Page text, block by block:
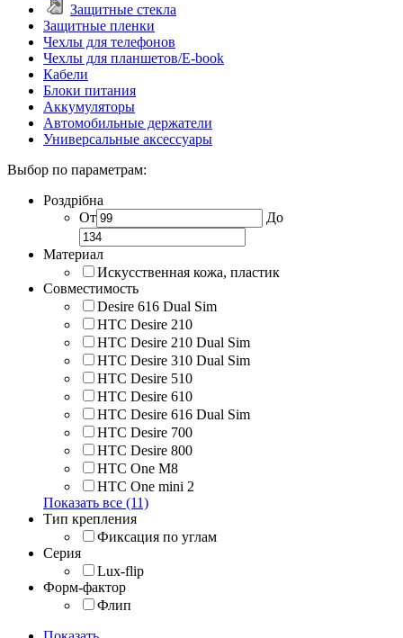
Защитные стекла
Защитные пленки
Чехлы для телефонов
Чехлы для планшетов/E-book
Кабели
Блоки питания
Аккумуляторы
Автомобильные держатели
Универсальные аксессуары
Выбор по параметрам:
Роздрібна
От
До
Материал
Искусственная кожа, пластик
Совместимость
Desire 616 Dual Sim
HTC Desire 210
HTC Desire 210 Dual Sim
HTC Desire 310 Dual Sim
HTC Desire 510
HTC Desire 610
HTC Desire 616 Dual Sim
HTC Desire 700
HTC Desire 800
HTC One M8
HTC One mini 2
Показать все (11)
Тип крепления
Фиксация по углам
Серия
Lux-flip
Форм-фактор
Флип